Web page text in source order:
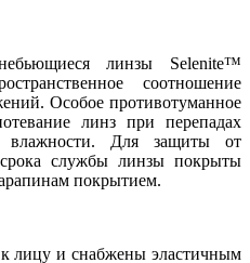
линзы Selenite™
соотношение
Особое противотуманное
линз при перепадах
влажности. Для защиты от
службы линзы покрыты
покрытием.
лицу и снабжены эластичным